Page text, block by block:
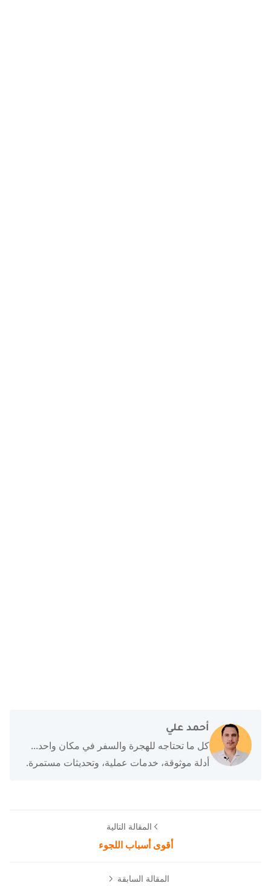
أحمد علي
كل ما تحتاجه للهجرة والسفر في مكان واحد...
أدلة موثوقة، خدمات عملية، وتحديثات مستمرة.
المقالة التالية
أقوى أسباب اللجوء
المقالة السابقة